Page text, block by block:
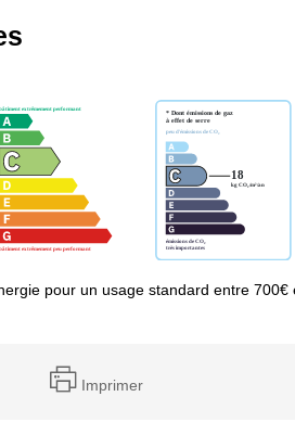
pour un usage standard entre
Imprimer